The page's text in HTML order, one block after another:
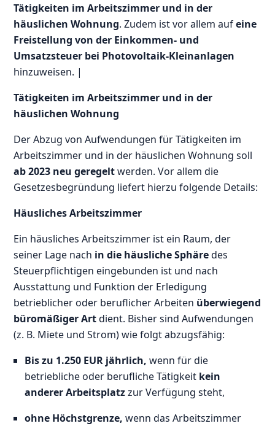
Tätigkeiten im Arbeitszimmer und in der
häuslichen Wohnung. Zudem ist vor allem aufeine
Freistellung von der Einkommen- und
Umsatzsteuer bei Photovoltaik-Kleinanlagen
hinzuweisen. |
Tätigkeiten im Arbeitszimmer und in der
häuslichen Wohnung
Der Abzug von Aufwendungen für Tätigkeiten im
Arbeitszimmer und in der häuslichen Wohnung soll
ab 2023 neu geregeltwerden. Vor allem die
Gesetzesbegründung liefert hierzu folgende Details:
Häusliches Arbeitszimmer
Ein häusliches Arbeitszimmer ist ein Raum, der
seiner Lage nach in die häusliche Sphäredes
Steuerpflichtigen eingebunden ist und nach
Ausstattung und Funktion der Erledigung
betrieblicher oder beruflicher Arbeiten überwiegend
büromäßiger Artdient. Bisher sind Aufwendungen
(z. B. Miete und Strom) wie folgt abzugsfähig:
Bis zu 1.250 EUR jährlich, wenn für die
betriebliche oder berufliche Tätigkeit kein
anderer Arbeitsplatzzur Verfügung steht,
ohne Höchstgrenze, wenn das Arbeitszimmer